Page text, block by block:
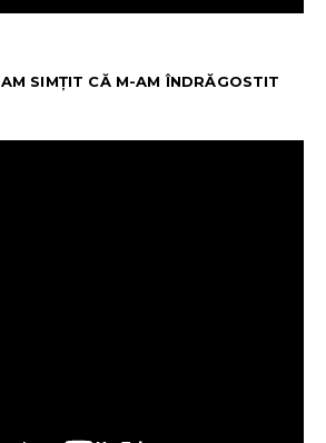
SIMȚIT CĂ M-AM ÎNDRĂGOSTIT